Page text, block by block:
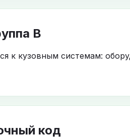
B
к кузовным системам:
код